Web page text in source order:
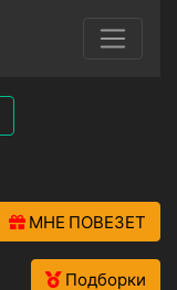
МНЕ ПОВЕЗЕТ
Подборки